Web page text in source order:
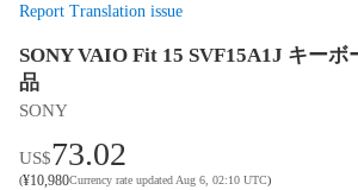
Report Translation issue
SONY VAIO Fit 15 SVF15A1J キーボ
品
SONY
US$73.02
(¥10,980Currency rate updated Aug 6, 02:10 UTC)